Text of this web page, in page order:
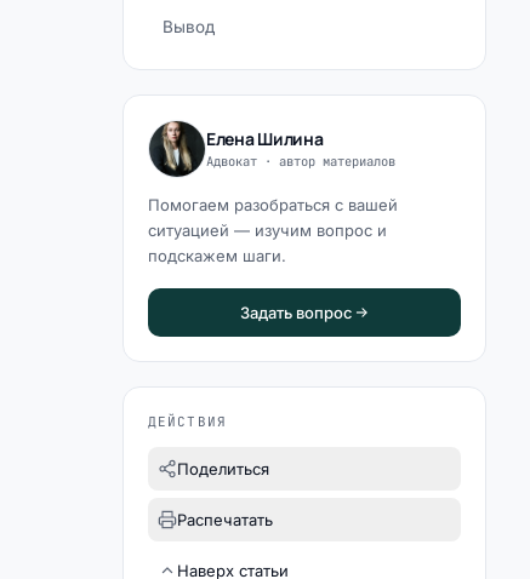
Вывод
Елена Шилина
Адвокат · автор материалов
Помогаем разобраться с вашей
ситуацией — изучим вопрос и
подскажем шаги.
Задать вопрос
ДЕЙСТВИЯ
Поделиться
Распечатать
Наверх статьи